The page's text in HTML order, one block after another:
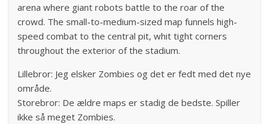
arena where giant robots battle to the roar of the
crowd. The small-to-medium-sized map funnels high-
speed combat to the central pit, whit tight corners
throughout the exterior of the stadium.
Lillebror: Jeg elsker Zombies og det er fedt med det nye
område.
Storebror: De ældre maps er stadig de bedste. Spiller
ikke så meget Zombies.